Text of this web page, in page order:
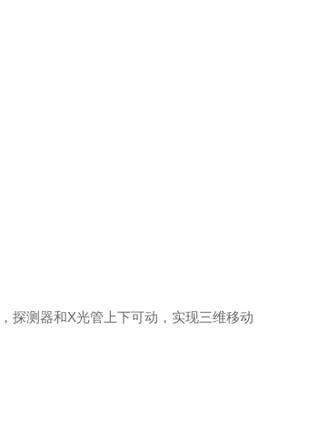
探测器和X光管上下可动，实现三维移动